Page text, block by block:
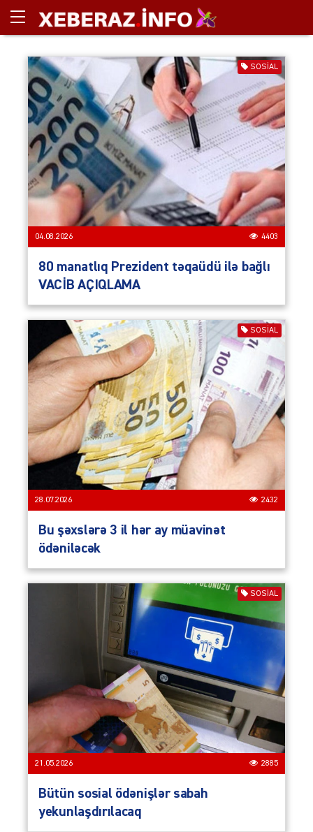
SOSIAL
04.08.2026 4403
80 manatlıq Prezident təqaüdü ilə bağlı
VACİB AÇIQLAMA
SOSIAL
28.07.2026 2432
Bu şəxslərə 3 il hər ay müavinət
ödəniləcək
SOSIAL
21.05.2026 2885
Bütün sosial ödənişlər sabah
yekunlaşdırılacaq